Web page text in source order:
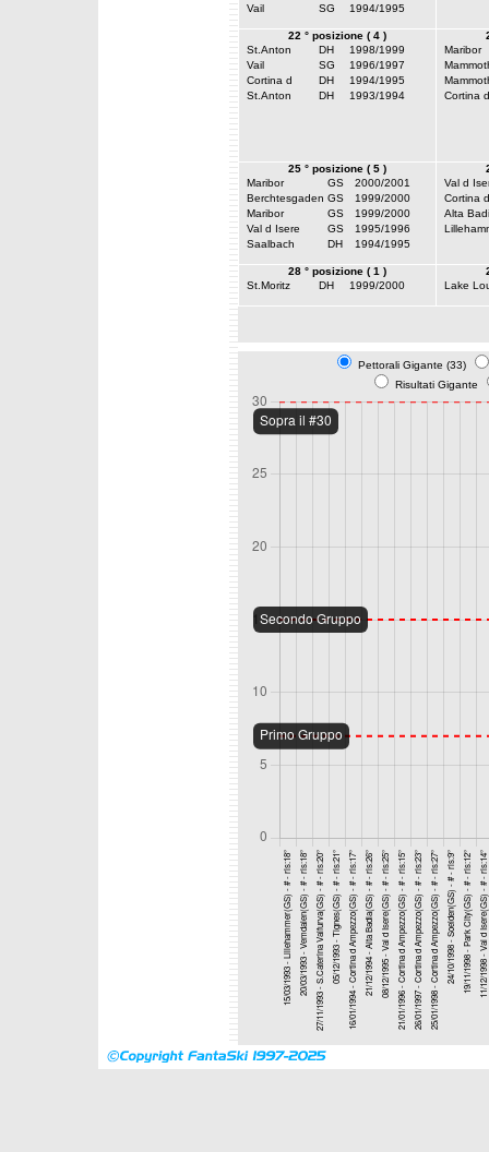
Vail
SG 1994/1995
22 ° posizione ( 4 )
St.Anton
DH
1998/1999
Vail
SG
1996/1997
Cortina d
DH
1994/1995
St.Anton
DH 1993/1994
Maribor
Cortina d
25 ° posizione ( 5 )
Maribor
GS
2000/2001
Berchtesgaden GS
1999/2000
Maribor
GS
1999/2000
Val d Isere
GS
1995/1996
Saalbach
DH 1994/1995
Val d
Cortina d
Alta
28 ° posizione ( 1 )
St.Moritz
DH 1999/2000
Lake
Pettorali Gigante (33)
Risultati Gigante